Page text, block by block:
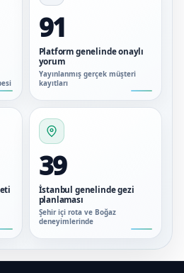
91
Platform genelinde onaylı
yorum
Yayınlanmış gerçek müşteri
kayıtları
39
İstanbul genelinde gezi
planlaması
Şehir içi rota ve Boğaz
deneyimlerinde